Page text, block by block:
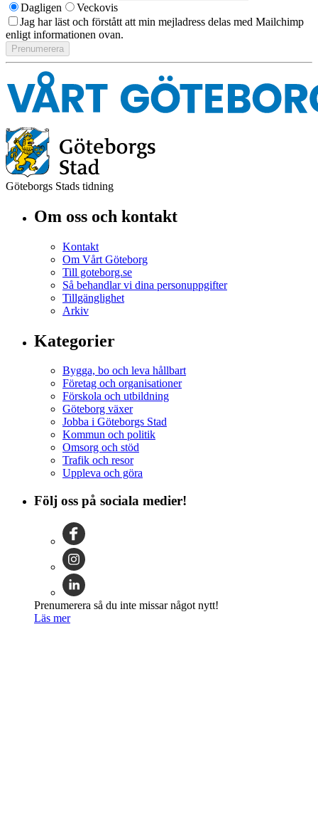
Dagligen
Veckovis
Jag har läst och förstått att min mejladress delas med Mailchimp
enligt informationen ovan.
Göteborgs Stads tidning
Om oss och kontakt
Kontakt
Om Vårt Göteborg
Till goteborg.se
Så behandlar vi dina personuppgifter
Tillgänglighet
Arkiv
Kategorier
Bygga, bo och leva hållbart
Företag och organisationer
Förskola och utbildning
Göteborg växer
Jobba i Göteborgs Stad
Kommun och politik
Omsorg och stöd
Trafik och resor
Uppleva och göra
Följ oss på sociala medier!
Prenumerera så du inte missar något nytt!
Läs mer